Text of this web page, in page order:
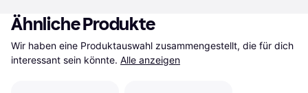
Ähnliche Produkte
Wir haben eine Produktauswahl zusammengestellt, die für dich
interessant sein könnte. Alle anzeigen